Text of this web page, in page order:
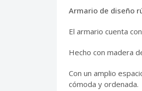
Armario de diseño
El armario cuenta
Hecho con madera
Con un amplio
cómoda y ordenada.